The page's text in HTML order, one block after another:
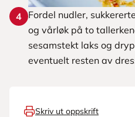
4 Fordel nudler,
og vårløk på to
sesamstekt laks og
eventuelt resten av
Skriv ut oppskrift